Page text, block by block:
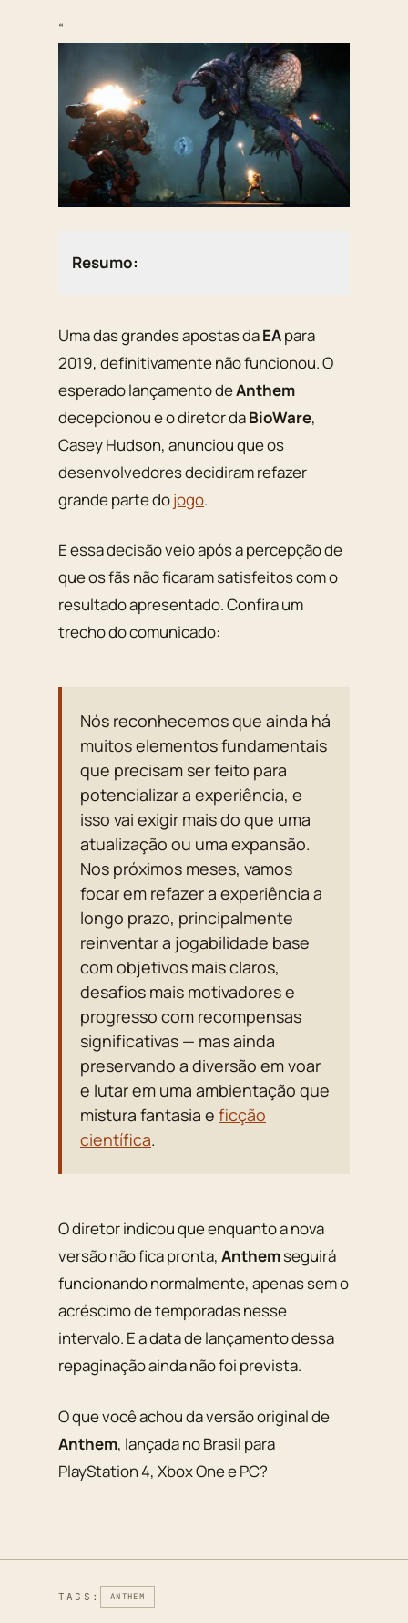
“
Resumo:
Uma das grandes apostas daEApara
2019, definitivamente não funcionou. O
esperado lançamento deAnthem
decepcionou e o diretor daBioWare,
Casey Hudson, anunciou que os
desenvolvedores decidiram refazer
grande parte dojogo.
E essa decisão veio após a percepção de
que os fãs não ficaram satisfeitos com o
resultado apresentado. Confira um
trecho do comunicado:
Nós reconhecemos que ainda há
muitos elementos fundamentais
que precisam ser feito para
potencializar a experiência, e
isso vai exigir mais do que uma
atualização ou uma expansão.
Nos próximos meses, vamos
focar em refazer a experiência a
longo prazo, principalmente
reinventar a jogabilidade base
com objetivos mais claros,
desafios mais motivadores e
progresso com recompensas
significativas — mas ainda
preservando a diversão em voar
e lutar em uma ambientação que
mistura fantasia e ficção
científica.
O diretor indicou que enquanto a nova
versão não fica pronta, Anthemseguirá
funcionando normalmente, apenas sem o
acréscimo de temporadas nesse
intervalo. E a data de lançamento dessa
repaginação ainda não foi prevista.
O que você achou da versão original de
Anthem, lançada no Brasil para
PlayStation 4, Xbox One e PC?
TAGS: ANTHEM